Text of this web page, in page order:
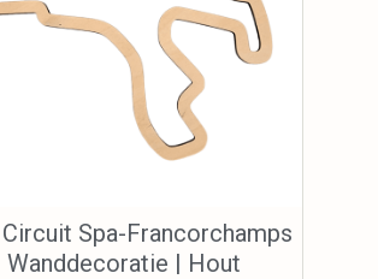
Spa-Francorchamps
Wanddecoratie | Hout